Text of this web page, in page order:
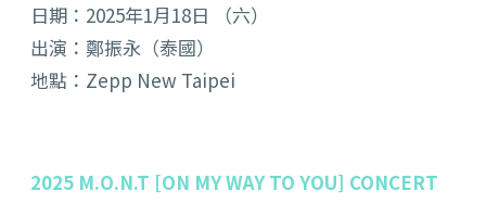
日期：2025年1月18日 （六）
出演：鄭振永（泰國）
地點：Zepp New Taipei
2025 M.O.N.T [ON MY WAY TO YOU] CONCERT